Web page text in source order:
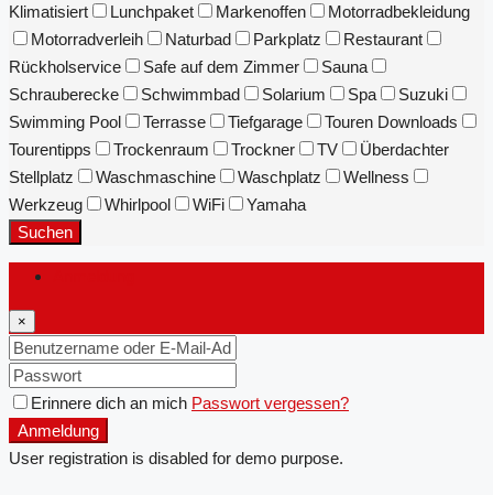
Klimatisiert
Lunchpaket Markenoffen
Motorradbekleidung
Motorradverleih
Naturbad Parkplatz
Restaurant
Rückholservice
Safe auf dem Zimmer
Sauna
Schrauberecke
Schwimmbad Solarium Spa
Suzuki
Swimming Pool
Terrasse Tiefgarage
Touren Downloads
Tourentipps
Trockenraum Trockner TV
Überdachter
Stellplatz
Waschmaschine Waschplatz
Wellness
Werkzeug
Whirlpool WiFi
Yamaha
Suchen
×
Erinnere dich an mich Passwort vergessen?
Anmeldung
User registration is disabled for demo purpose.